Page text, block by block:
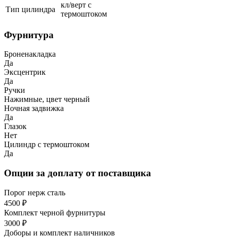
Тип цилиндра
кл/верт с
термоштоком
Фурнитура
Броненакладка
Да
Эксцентрик
Да
Ручки
Нажимные, цвет черный
Ночная задвижка
Да
Глазок
Нет
Цилиндр с термоштоком
Да
Опции за доплату от поставщика
Порог нерж сталь
4500 ₽
Комплект черной фурнитуры
3000 ₽
Доборы и комплект наличников